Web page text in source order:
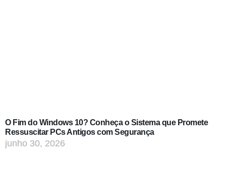
O Fim do Windows 10? Conheça o Sistema que Promete
Ressuscitar PCs Antigos com Segurança
junho 30, 2026